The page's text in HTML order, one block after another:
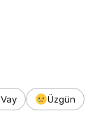
Vay
Üzgün